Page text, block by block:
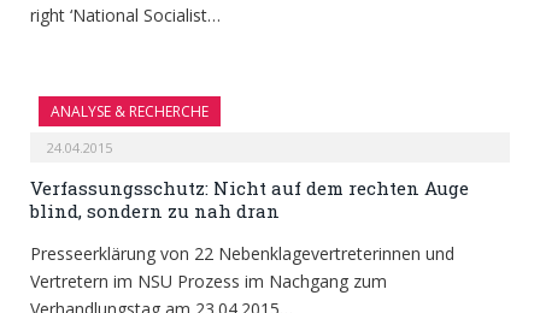
right ‘National Socialist…
ANALYSE & RECHERCHE
24.04.2015
Verfassungsschutz: Nicht auf dem rechten Auge
blind, sondern zu nah dran
Presseerklärung von 22 Nebenklagevertreterinnen und
Vertretern im NSU Prozess im Nachgang zum